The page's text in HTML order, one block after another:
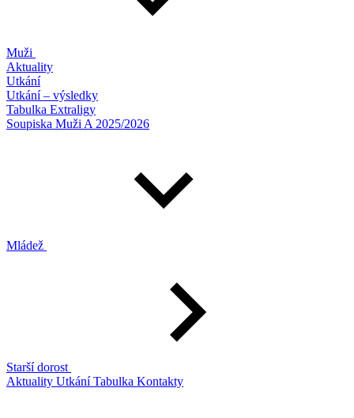
Muži
Aktuality
Utkání
Utkání – výsledky
Tabulka Extraligy
Soupiska Muži A 2025/2026
Mládež
Starší dorost
Aktuality UtkáníTabulka Kontakty